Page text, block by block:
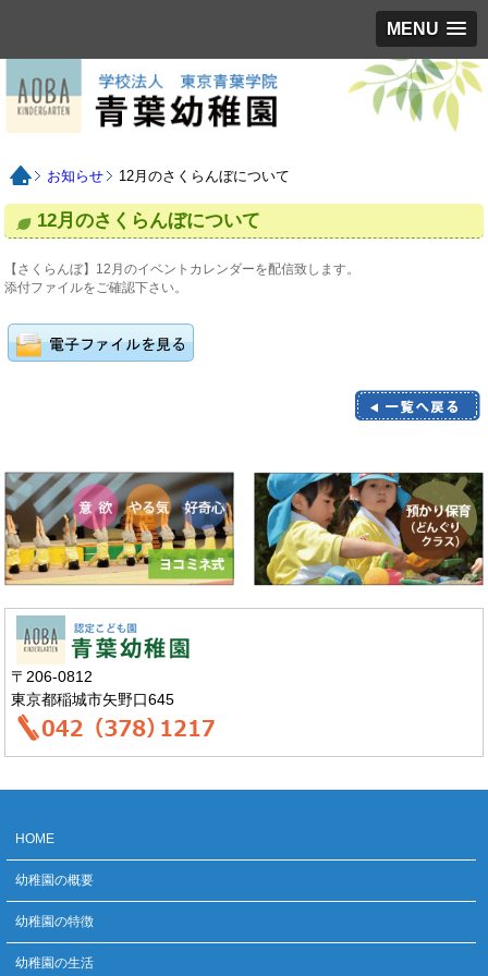
MENU
お知らせ 12月のさくらんぼについて
12月のさくらんぼについて
【さくらんぼ】12月のイベントカレンダーを配信致します。
添付ファイルをご確認下さい。
〒206-0812
東京都稲城市矢野口645
HOME
幼稚園の概要
幼稚園の特徴
幼稚園の生活